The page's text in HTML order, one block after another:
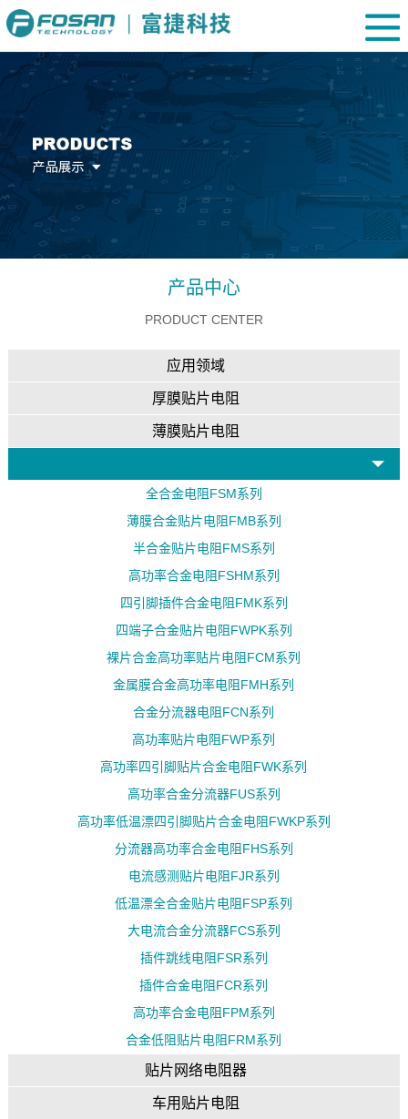
产品中心
PRODUCT CENTER
应用领域
厚膜贴片电阻
薄膜贴片电阻
全合金电阻FSM系列
薄膜合金贴片电阻FMB系列
半合金贴片电阻FMS系列
高功率合金电阻FSHM系列
四引脚插件合金电阻FMK系列
四端子合金贴片电阻FWPK系列
裸片合金高功率贴片电阻FCM系列
金属膜合金高功率电阻FMH系列
合金分流器电阻FCN系列
高功率贴片电阻FWP系列
高功率四引脚贴片合金电阻FWK系列
高功率合金分流器FUS系列
高功率低温漂四引脚贴片合金电阻FWKP系列
分流器高功率合金电阻FHS系列
电流感测贴片电阻FJR系列
低温漂全合金贴片电阻FSP系列
大电流合金分流器FCS系列
插件跳线电阻FSR系列
插件合金电阻FCR系列
高功率合金电阻FPM系列
合金低阻贴片电阻FRM系列
贴片网络电阻器
车用贴片电阻